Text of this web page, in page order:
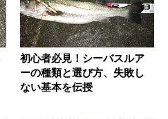
初心者必見！シーバスルア
ーの種類と選び方、失敗し
ない基本を伝授